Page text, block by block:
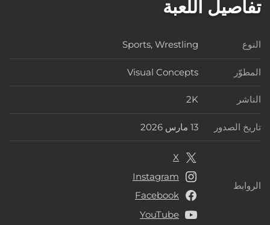
تفاصيل اللعبة
النوع النوع
Sports, Wrestling
المطوّر المطوّر
Visual Concepts
الناشر الناشر
2K
تاريخ الصدور تاريخ الصدور
13 مارس 2026
الروابط الروابط
X
Instagram
Facebook
YouTube